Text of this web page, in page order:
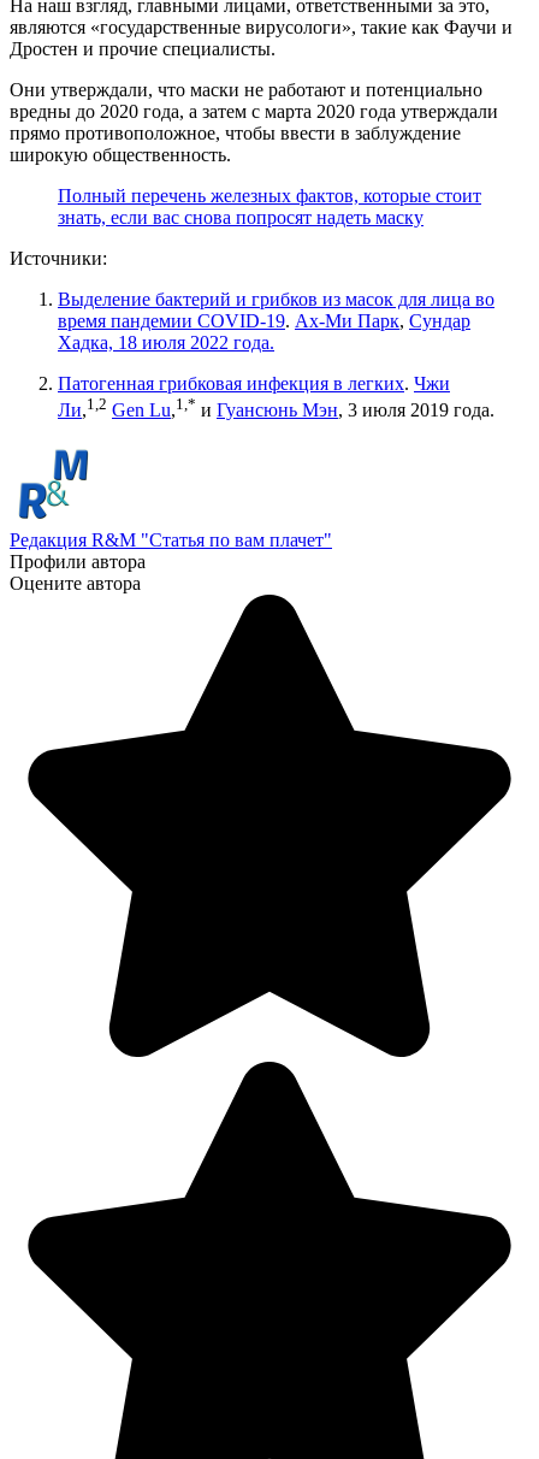
На наш взгляд, главными лицами, ответственными за это,
являются «государственные вирусологи», такие как Фаучи и
Дростен и прочие специалисты.
Они утверждали, что маски не работают и потенциально
вредны до 2020 года, а затем с марта 2020 года утверждали
прямо противоположное, чтобы ввести в заблуждение
широкую общественность.
Полный перечень железных фактов, которые стоит
знать, если вас снова попросят надеть маску
Источники:
Выделение бактерий и грибков из масок для лица во
время пандемии COVID-19. Ах-Ми Парк, Сундар
Хадка, 18 июля 2022 года.
Патогенная грибковая инфекция в легких. Чжи
Ли,1, 2 Gen Lu,1, * и Гуансюнь Мэн, 3 июля 2019 года.
Редакция R&M "Статья по вам плачет"
Профили автора
Оцените автора